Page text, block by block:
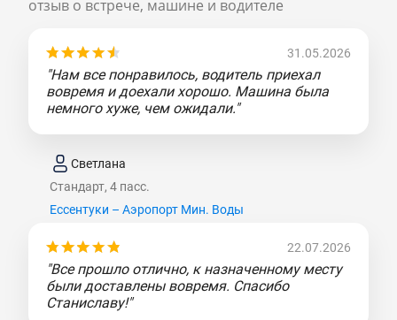
отзыв о встрече, машине и водителе
31.05.2026
"Нам все понравилось, водитель приехал
вовремя и доехали хорошо. Машина была
немного хуже, чем ожидали."
Светлана
Стандарт, 4 пасс.
Ессентуки – Аэропорт Мин. Воды
22.07.2026
"Все прошло отлично, к назначенному месту
были доставлены вовремя. Спасибо
Станиславу!"